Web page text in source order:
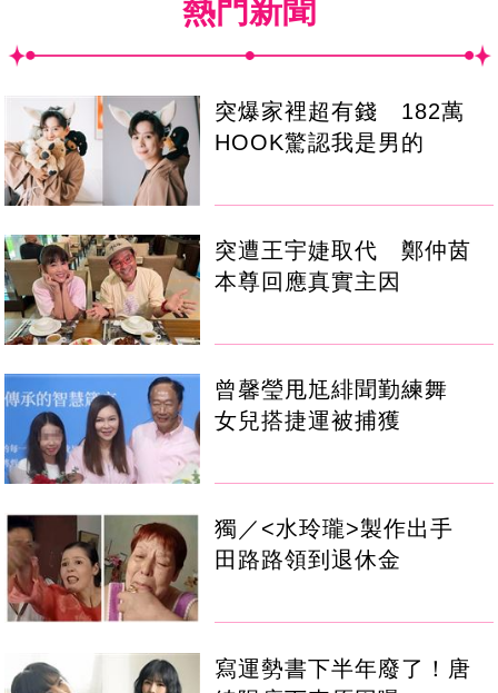
熱門新聞
突爆家裡超有錢 182萬
HOOK驚認我是男的
突遭王宇婕取代 鄭仲茵
本尊回應真實主因
曾馨瑩甩尪緋聞勤練舞
女兒搭捷運被捕獲
獨／<水玲瓏>製作出手
田路路領到退休金
寫運勢書下半年廢了！唐